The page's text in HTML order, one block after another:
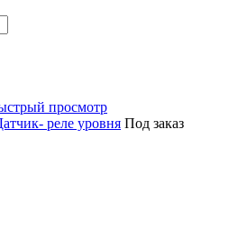
просмотр
реле уровня Под заказ